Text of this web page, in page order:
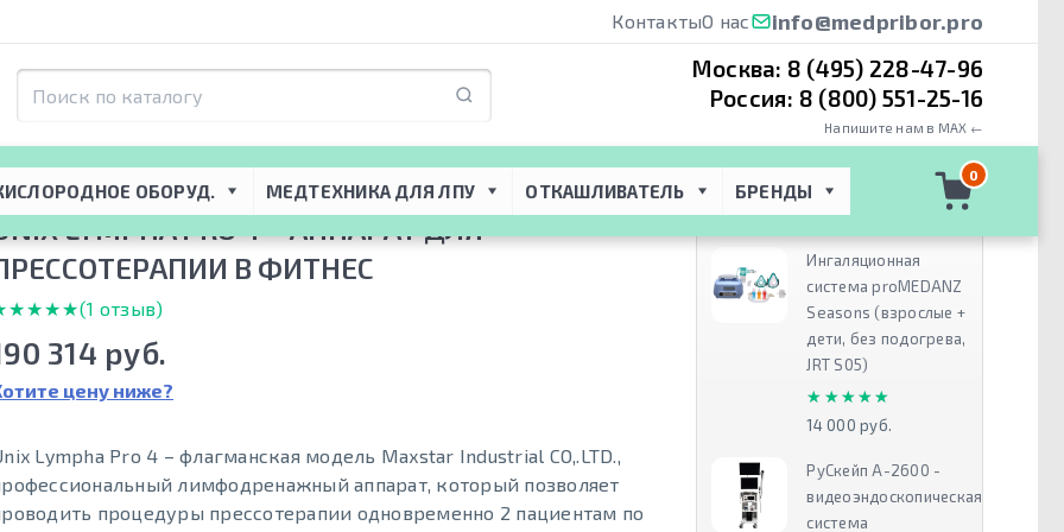
КонтактыО нас info@medpribor.pro
Москва: 8 (495) 228-47-96
Россия: 8 (800) 551-25-16
Напишите нам в MAX ←
ОБОРУД. МЕДТЕХНИКА ДЛЯ ЛПУ ОТКАШЛИВАТЕЛЬ БРЕНДЫ
0
Pro 4 – аппарат для прессотерапии в фитнес
LYMPHA PRO 4 – АППАРАТ ДЛЯ
В ФИТНЕС
(1 отзыв)
314 руб.
цену ниже?
Lympha Pro 4 – флагманская модель Maxstar Industrial CO,.LTD.,
лимфодренажный аппарат, который позволяет
процедуры прессотерапии одновременно 2 пациентам по
Рекомендуем
Ингаляционная
система proMEDANZ
Seasons (взрослые +
дети, без подогрева,
JRT S05)
★★★★★
★★★★★
14 000 руб.
РуСкейп А-2600 -
видеоэндоскопическая
система